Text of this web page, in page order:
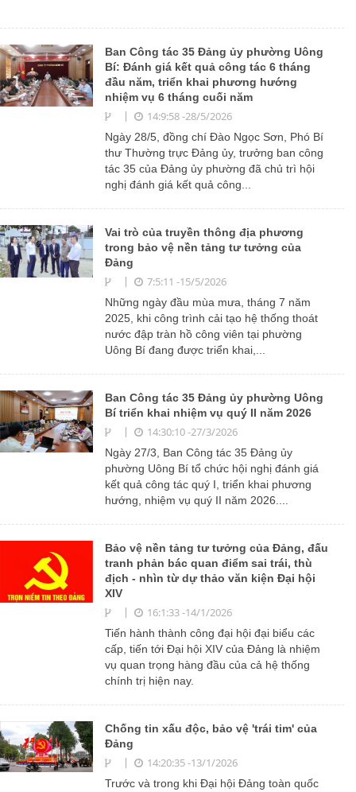
Ban Công tác 35 Đảng ủy phường Uông
Bí: Đánh giá kết quả công tác 6 tháng
đầu năm, triển khai phương hướng
nhiệm vụ 6 tháng cuối năm
14:9:58 -28/5/2026
Ngày 28/5, đồng chí Đào Ngọc Sơn, Phó Bí
thư Thường trực Đảng ủy, trưởng ban công
tác 35 của Đảng ủy phường đã chủ trì hội
nghị đánh giá kết quả công...
Vai trò của truyền thông địa phương
trong bảo vệ nền tảng tư tưởng của
Đảng
7:5:11 -15/5/2026
Những ngày đầu mùa mưa, tháng 7 năm
2025, khi công trình cải tạo hệ thống thoát
nước đập tràn hồ công viên tại phường
Uông Bí đang được triển khai,...
Ban Công tác 35 Đảng ủy phường Uông
Bí triển khai nhiệm vụ quý II năm 2026
14:30:10 -27/3/2026
Ngày 27/3, Ban Công tác 35 Đảng ủy
phường Uông Bí tổ chức hội nghị đánh giá
kết quả công tác quý I, triển khai phương
hướng, nhiệm vụ quý II năm 2026....
Bảo vệ nền tảng tư tưởng của Đảng, đấu
tranh phản bác quan điểm sai trái, thù
địch - nhìn từ dự thảo văn kiện Đại hội
XIV
16:1:33 -14/1/2026
Tiến hành thành công đại hội đại biểu các
cấp, tiến tới Đại hội XIV của Đảng là nhiệm
vụ quan trọng hàng đầu của cả hệ thống
chính trị hiện nay.
Chống tin xấu độc, bảo vệ 'trái tim' của
Đảng
14:20:35 -13/1/2026
Trước và trong khi Đại hội Đảng toàn quốc